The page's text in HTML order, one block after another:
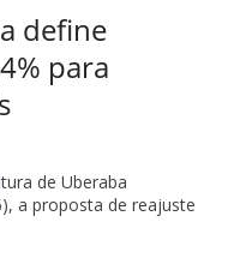
define
para
de Uberaba
a proposta de reajuste